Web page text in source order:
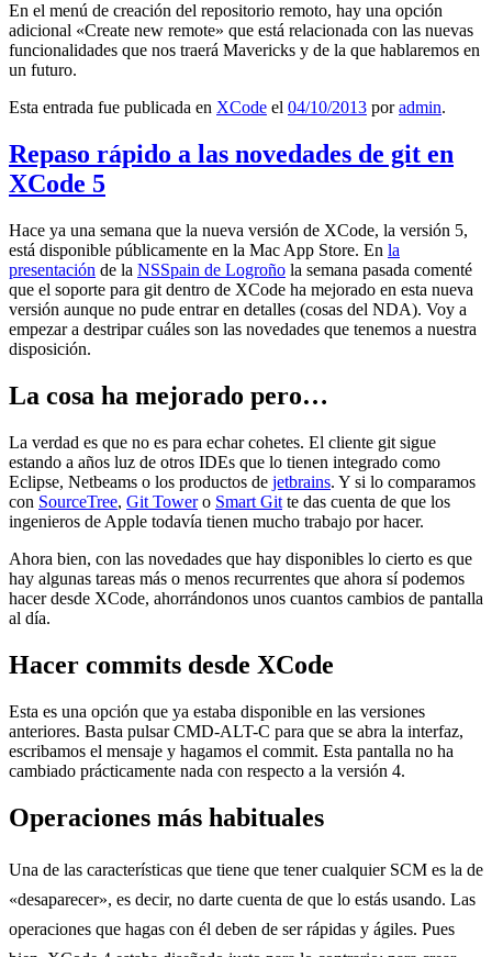
En el menú de creación del repositorio remoto, hay una opción
adicional «Create new remote» que está relacionada con las nuevas
funcionalidades que nos traerá Mavericks y de la que hablaremos en
un futuro.
Esta entrada fue publicada en XCode el 04/10/2013 poradmin.
Repaso rápido a las novedades de git en
XCode 5
Hace ya una semana que la nueva versión de XCode, la versión 5,
está disponible públicamente en la Mac App Store. En la
presentación de la NSSpain de Logroño la semana pasada comenté
que el soporte para git dentro de XCode ha mejorado en esta nueva
versión aunque no pude entrar en detalles (cosas del NDA). Voy a
empezar a destripar cuáles son las novedades que tenemos a nuestra
disposición.
La cosa ha mejorado pero…
La verdad es que no es para echar cohetes. El cliente git sigue
estando a años luz de otros IDEs que lo tienen integrado como
Eclipse, Netbeams o los productos de jetbrains. Y si lo comparamos
con SourceTree, Git Towero Smart Git te das cuenta de que los
ingenieros de Apple todavía tienen mucho trabajo por hacer.
Ahora bien, con las novedades que hay disponibles lo cierto es que
hay algunas tareas más o menos recurrentes que ahora sí podemos
hacer desde XCode, ahorrándonos unos cuantos cambios de pantalla
al día.
Hacer commits desde XCode
Esta es una opción que ya estaba disponible en las versiones
anteriores. Basta pulsar CMD-ALT-C para que se abra la interfaz,
escribamos el mensaje y hagamos el commit. Esta pantalla no ha
cambiado prácticamente nada con respecto a la versión 4.
Operaciones más habituales
Una de las características que tiene que tener cualquier SCM es la de
«desaparecer», es decir, no darte cuenta de que lo estás usando. Las
operaciones que hagas con él deben de ser rápidas y ágiles. Pues